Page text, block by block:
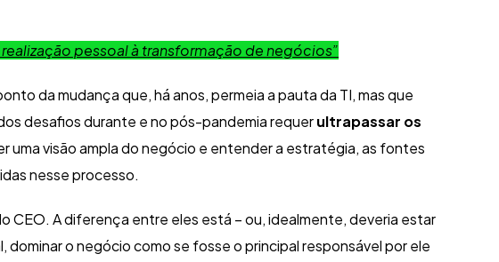
pessoal à transformação de negócios”
da mudança que, há anos, permeia a pauta da TI, mas que
desafios durante e no pós-pandemia requerultrapassar os
uma visão ampla do negócio e entender a estratégia, as fontes
nesse processo.
CEO. A diferença entre eles está – ou, idealmente, deveria estar
dominar o negócio como se fosse o principal responsável por ele